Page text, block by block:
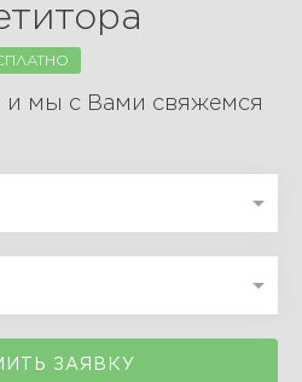
и мы с Вами свяжемся
ЗАЯВКУ